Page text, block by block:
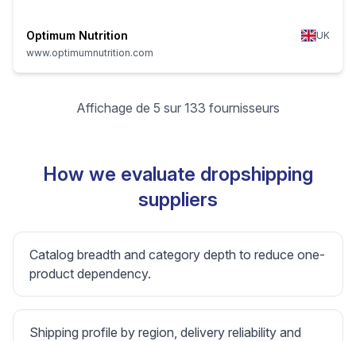
Optimum Nutrition
UK
www.optimumnutrition.com
Affichage de 5 sur 133 fournisseurs
How we evaluate dropshipping
suppliers
Catalog breadth and category depth to reduce one-
product dependency.
Shipping profile by region, delivery reliability and